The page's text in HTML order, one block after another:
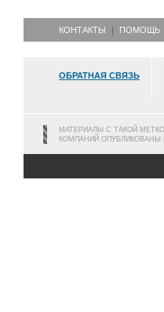
КОНТАКТЫ ПОМОЩЬ
ОБРАТНАЯ СВЯЗЬ
МАТЕРИАЛЫ С ТАКОЙ
КОМПАНИЙ